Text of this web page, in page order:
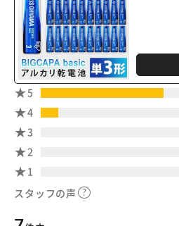
5
4
3
2
1
スタッフの声